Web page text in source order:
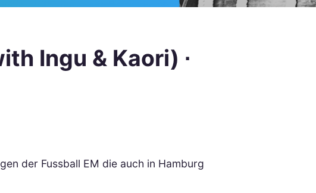
Ingu & Kaori) ∙
der Fussball EM die auch in Hamburg